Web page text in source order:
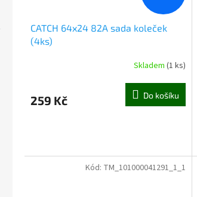
CATCH 64x24 82A sada koleček
(4ks)
Skladem (1 ks)
259 Kč Do košíku
Kód: TM_101000041291_1_1